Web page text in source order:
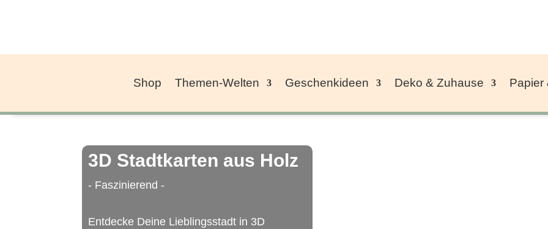
Shop Themen-Welten Geschenkideen Deko & Zuhause Papier
3D Stadtkarten aus Holz
- Faszinierend -
Entdecke Deine Lieblingsstadt in 3D